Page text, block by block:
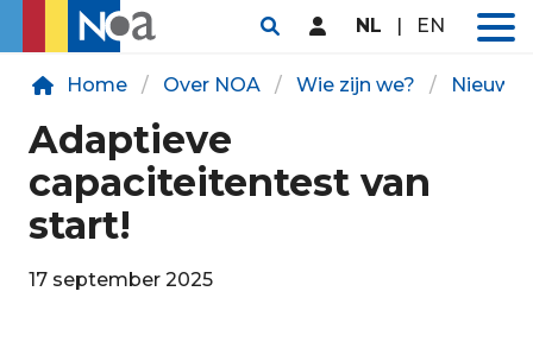
NL | EN
Home Over NOA Wie zijn we? Nieuws
Adaptieve
capaciteitentest van
start!
17 september 2025